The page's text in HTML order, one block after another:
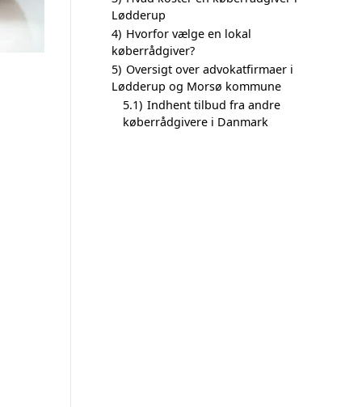
Lødderup
4) Hvorfor vælge en lokal
køberrådgiver?
5) Oversigt over advokatfirmaer i
Lødderup og Morsø kommune
5.1) Indhent tilbud fra andre
køberrådgivere i Danmark